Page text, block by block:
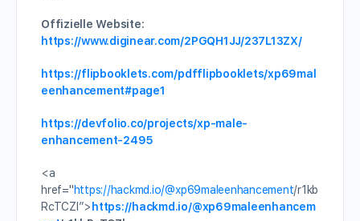
Offizielle Website:
https://www.diginear.com/2PGQH1JJ/237L13ZX/
https://flipbooklets.com/pdfflipbooklets/xp69mal
eenhancement#page1
https://devfolio.co/projects/xp-male-
enhancement-2495
<a
href="https://hackmd.io/@xp69maleenhancement/r1kb
RcTCZl”> https://hackmd.io/@xp69maleenhancem